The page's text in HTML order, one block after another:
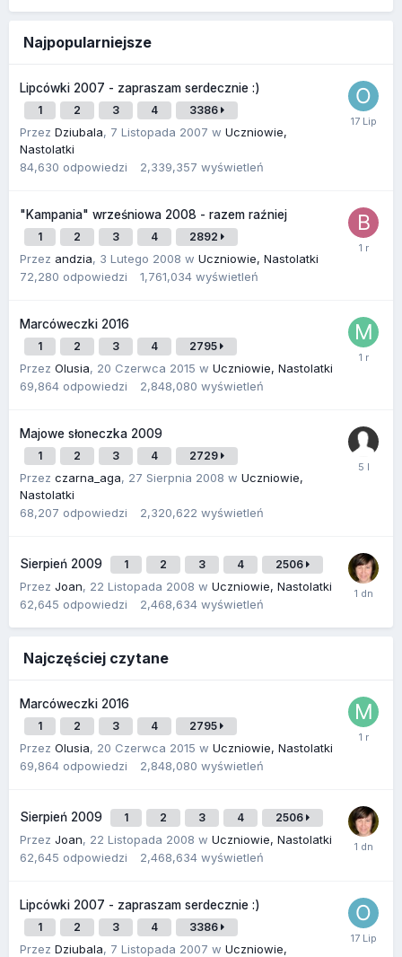
Najpopularniejsze
Lipcówki 2007 - zapraszam serdecznie :)
1 2 3 4 3386
Przez Dziubala, 7 Listopada 2007 w Uczniowie,
Nastolatki
84,630 odpowiedzi 2,339,357 wyświetleń
"Kampania" wrześniowa 2008 - razem raźniej
1 2 3 4 2892
Przez andzia, 3 Lutego 2008 w Uczniowie, Nastolatki
72,280 odpowiedzi 1,761,034 wyświetleń
Marcóweczki 2016
1 2 3 4 2795
Przez Olusia, 20 Czerwca 2015 w Uczniowie, Nastolatki
69,864 odpowiedzi 2,848,080 wyświetleń
Majowe słoneczka 2009
1 2 3 4 2729
Przez czarna_aga, 27 Sierpnia 2008 w Uczniowie,
Nastolatki
68,207 odpowiedzi 2,320,622 wyświetleń
Sierpień 2009 1 2 3 4 2506
Przez Joan, 22 Listopada 2008 w Uczniowie, Nastolatki
62,645 odpowiedzi 2,468,634 wyświetleń
Najczęściej czytane
Marcóweczki 2016
1 2 3 4 2795
Przez Olusia, 20 Czerwca 2015 w Uczniowie, Nastolatki
69,864 odpowiedzi 2,848,080 wyświetleń
Sierpień 2009 1 2 3 4 2506
Przez Joan, 22 Listopada 2008 w Uczniowie, Nastolatki
62,645 odpowiedzi 2,468,634 wyświetleń
Lipcówki 2007 - zapraszam serdecznie :)
1 2 3 4 3386
Przez Dziubala, 7 Listopada 2007 w Uczniowie,